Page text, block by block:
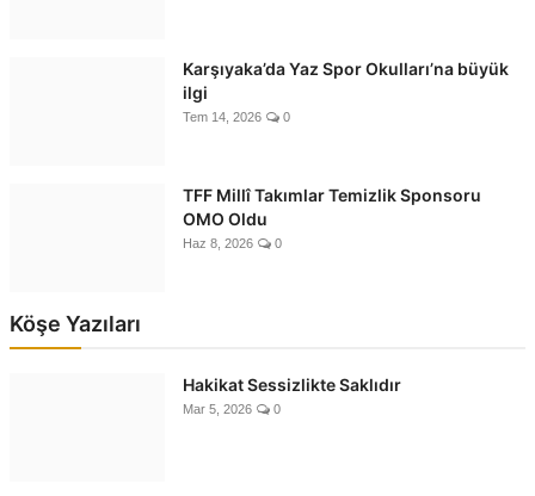
Karşıyaka’da Yaz Spor Okulları’na büyük
ilgi
Tem 14, 2026 0
TFF Millî Takımlar Temizlik Sponsoru
OMO Oldu
Haz 8, 2026 0
Köşe Yazıları
Hakikat Sessizlikte Saklıdır
Mar 5, 2026 0